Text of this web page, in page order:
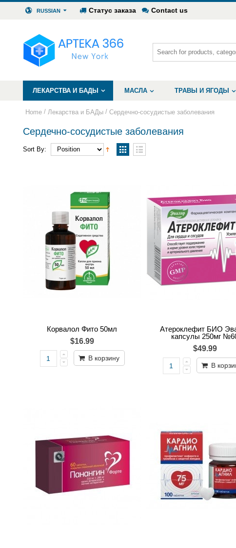
RUSSIAN Статус заказа Contact us
ЛЕКАРСТВА И БАДЫ МАСЛА ТРАВЫ И ЯГОДЫ
Home / Лекарства и БАДы / Сердечно-сосудистые заболевания
Сердечно-сосудистые заболевания
Sort By:
Корвалол Фито 50мл
$16.99
В корзину
Атероклефит БИО
капсулы 250мг
$49.99
В